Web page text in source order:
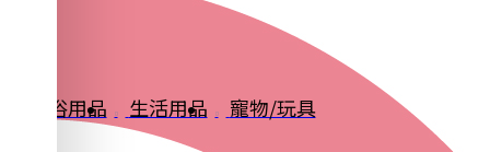
衛浴用品 生活用品 寵物/玩具